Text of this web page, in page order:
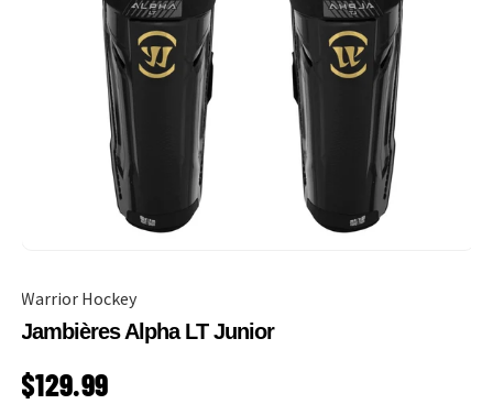
Warrior Hockey
Jambières Alpha LT Junior
PRIX HABITUEL
$129.99